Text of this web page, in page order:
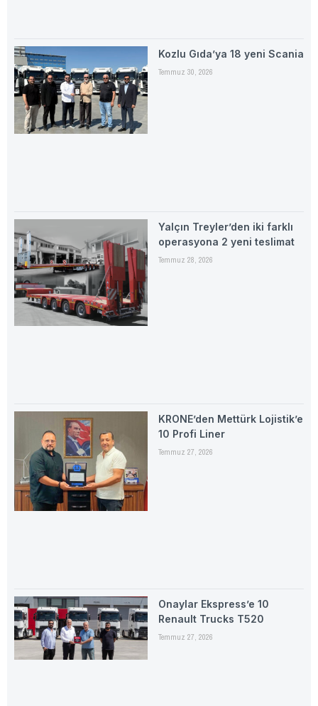
Kozlu Gıda’ya 18 yeni Scania
Temmuz 30, 2026
Yalçın Treyler’den iki farklı
operasyona 2 yeni teslimat
Temmuz 28, 2026
KRONE’den Mettürk Lojistik’e
10 Profi Liner
Temmuz 27, 2026
Onaylar Ekspress’e 10
Renault Trucks T520
Temmuz 27, 2026